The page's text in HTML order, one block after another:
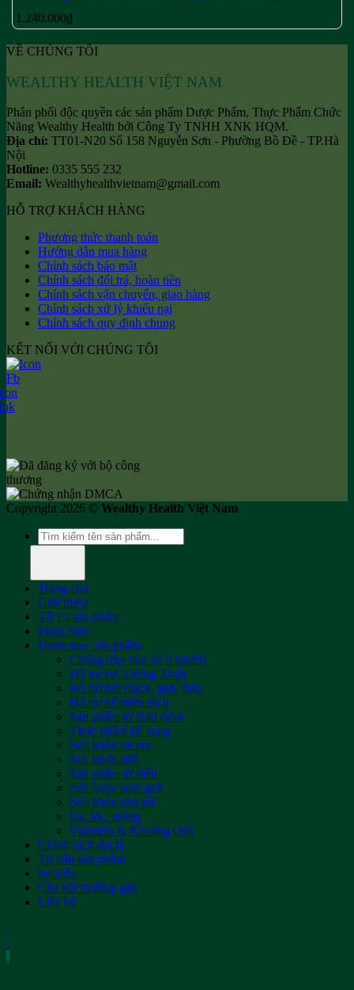
1.240.000₫
VỀ CHÚNG TÔI
WEALTHY HEALTH VIỆT NAM
Phân phối độc quyền các sản phẩm Dược Phẩm, Thực Phẩm Chức
Năng Wealthy Health bởi Công Ty TNHH XNK HQM.
Địa chỉ: TT01-N20 Số 158 Nguyễn Sơn - Phường Bồ Đề - TP.Hà
Nội
Hotline: 0335 555 232
Email: Wealthyhealthvietnam@gmail.com
HỖ TRỢ KHÁCH HÀNG
Phương thức thanh toán
Hướng dẫn mua hàng
Chính sách bảo mật
Chính sách đổi trả, hoàn tiền
Chính sách vận chuyển, giao hàng
Chính sách xử lý khiếu nại
Chính sách quy định chung
KẾT NỐI VỚI CHÚNG TÔI
Copyright 2026 © Wealthy Health Việt Nam
Tìm
kiếm:
Trang chủ
Giới thiệu
Tất cả sản phẩm
Flash Sale
Danh mục sản phẩm
Chống oxy hóa và ô nhiễm
Hỗ trợ cơ, xương, khớp
Hỗ trợ tim mạch, gan, thận
Hỗ trợ hệ miễn dịch
Sản phẩm từ thảo dược
Thực phẩm bổ sung
Sức khỏe trẻ em
Sức khỏe mắt
Sản phẩm từ biển
Sức khỏe nam giới
Sức khỏe phụ nữ
Da, tóc, móng
Vitamins & Khoáng chất
Chính sách đại lý
Tư vấn sản phẩm
Sự kiện
Câu hỏi thường gặp
Liên hệ
.
.
.